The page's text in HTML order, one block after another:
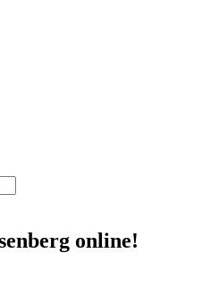
online!